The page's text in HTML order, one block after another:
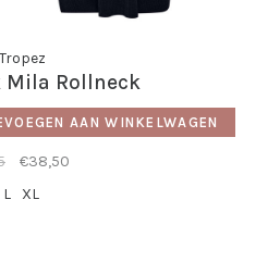
Mila Rollneck
AAN WINKELWAGEN
€38,50
L XL